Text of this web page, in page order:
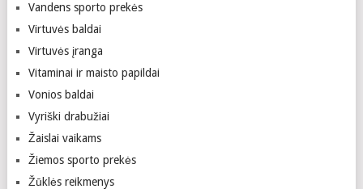
Vandens sporto prekės
Virtuvės baldai
Virtuvės įranga
Vitaminai ir maisto papildai
Vonios baldai
Vyriški drabužiai
Žaislai vaikams
Žiemos sporto prekės
Žūklės reikmenys